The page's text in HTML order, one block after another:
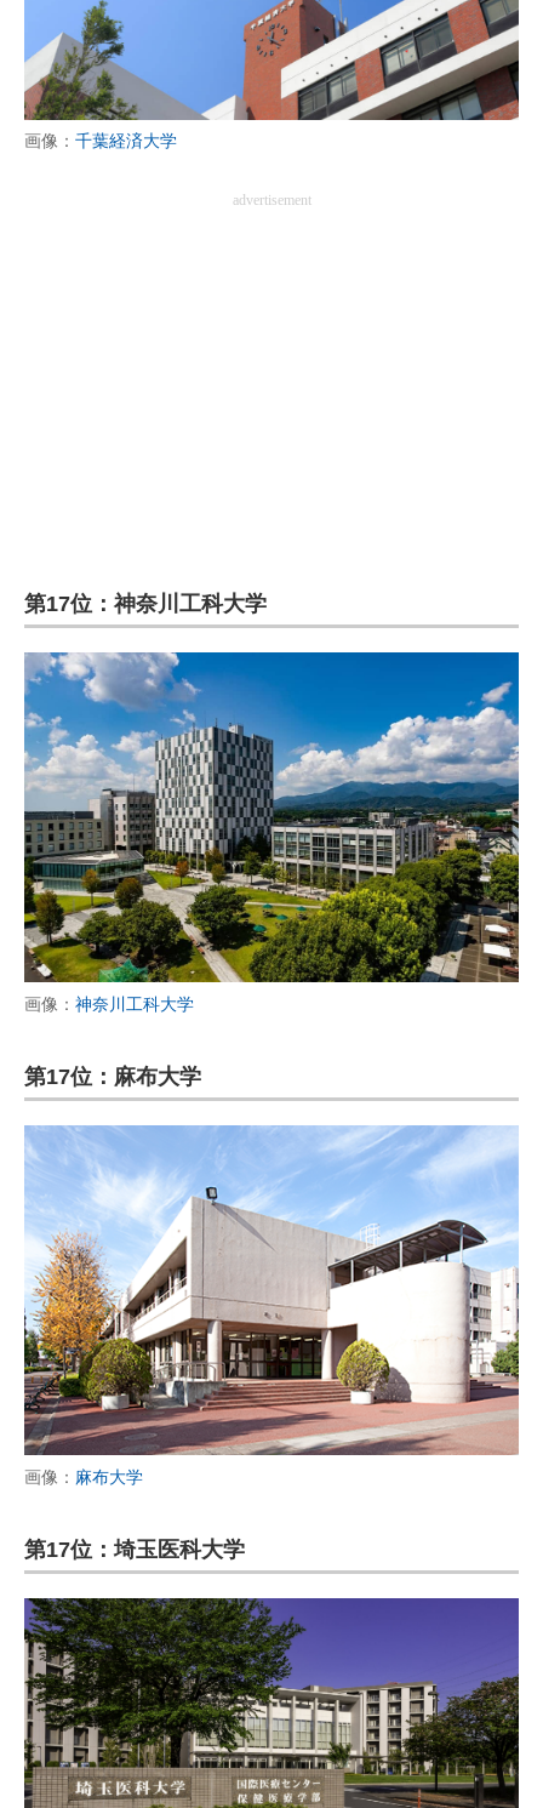
画像： 千葉経済大学
advertisement
第17位：神奈川工科大学
画像： 神奈川工科大学
第17位：麻布大学
画像： 麻布大学
第17位：埼玉医科大学